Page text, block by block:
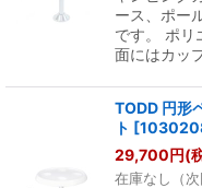
ース、ポー
です。 ポリ
面にはカッ
TODD 円形
ト [
29,700円(
在庫なし（次